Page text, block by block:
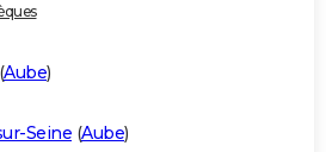
(Aube)
Seine (Aube)